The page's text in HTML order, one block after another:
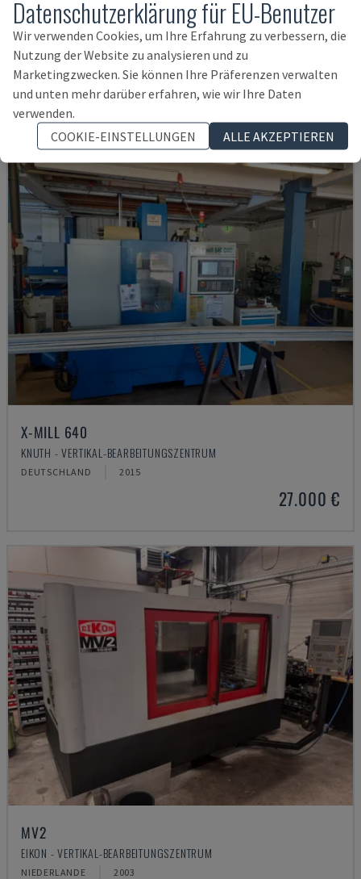
ECOMILL 800 V
DMG - VERTIKAL-BEARBEITUNGSZENTRUM
DEUTSCHLAND 2016 11.898 STD
38.000 €
X-MILL 640
KNUTH - VERTIKAL-BEARBEITUNGSZENTRUM
DEUTSCHLAND 2015
27.000 €
MV2
EIKON - VERTIKAL-BEARBEITUNGSZENTRUM
NIEDERLANDE 2003
Datenschutzerklärung für EU-Benutzer
Wir verwenden Cookies, um Ihre Erfahrung zu verbessern, die
Nutzung der Website zu analysieren und zu
Marketingzwecken. Sie können Ihre Präferenzen verwalten
und unten mehr darüber erfahren, wie wir Ihre Daten
verwenden.
COOKIE-EINSTELLUNGEN
ALLE AKZEPTIEREN